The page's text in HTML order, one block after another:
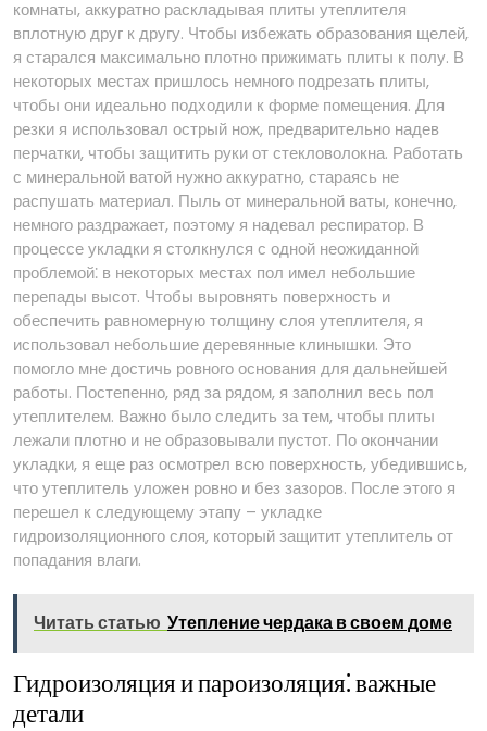
комнаты, аккуратно раскладывая плиты утеплителя
вплотную друг к другу. Чтобы избежать образования щелей,
я старался максимально плотно прижимать плиты к полу. В
некоторых местах пришлось немного подрезать плиты,
чтобы они идеально подходили к форме помещения. Для
резки я использовал острый нож, предварительно надев
перчатки, чтобы защитить руки от стекловолокна. Работать
с минеральной ватой нужно аккуратно, стараясь не
распушать материал. Пыль от минеральной ваты, конечно,
немного раздражает, поэтому я надевал респиратор. В
процессе укладки я столкнулся с одной неожиданной
проблемой⁚ в некоторых местах пол имел небольшие
перепады высот. Чтобы выровнять поверхность и
обеспечить равномерную толщину слоя утеплителя, я
использовал небольшие деревянные клинышки. Это
помогло мне достичь ровного основания для дальнейшей
работы. Постепенно, ряд за рядом, я заполнил весь пол
утеплителем. Важно было следить за тем, чтобы плиты
лежали плотно и не образовывали пустот. По окончании
укладки, я еще раз осмотрел всю поверхность, убедившись,
что утеплитель уложен ровно и без зазоров. После этого я
перешел к следующему этапу – укладке
гидроизоляционного слоя, который защитит утеплитель от
попадания влаги.
Читать статью Утепление чердака в своем доме
Гидроизоляция и пароизоляция⁚ важные
детали